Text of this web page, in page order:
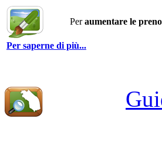
Peraumentare le
Per saperne di più...